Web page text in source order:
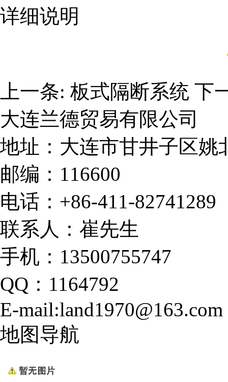
详细说明
上一条: 板式隔断系统 下
大连兰德贸易有限公司
地址：大连市甘井子区姚
邮编：116600
电话：+86-411-82741289
联系人：崔先生
手机：13500755747
QQ：1164792
E-mail:land1970@163.com
地图导航